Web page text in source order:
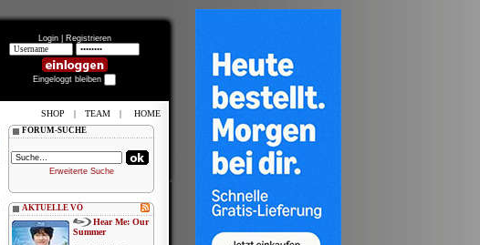
Login | Registrieren
Eingeloggt bleiben
FORUM-SUCHE
Erweiterte Suche
AKTUELLE VÖ
Hear Me: Our
Summer
SHOP | TEAM | HOME